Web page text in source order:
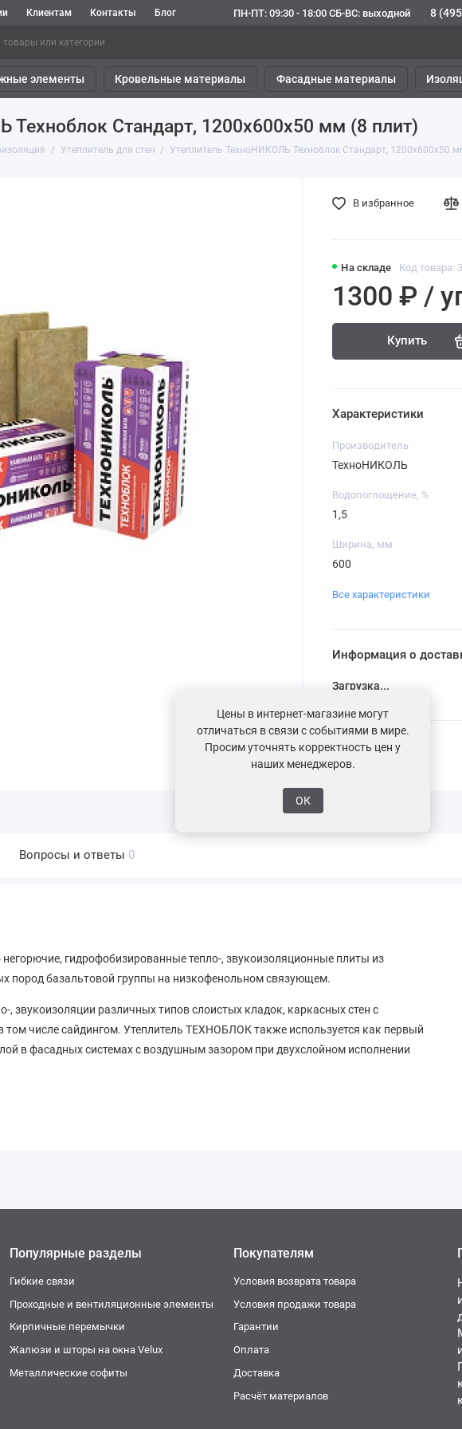
Клиентам Контакты Блог ПН-ПТ: 09:30 - 18:00 СБ-ВС: выходной 8
элементы Кровельные материалы Фасадные материалы
Техноблок Стандарт, 1200х600х50 мм (8 плит)
Утеплитель для стен Утеплитель ТехноНИКОЛЬ Техноблок Стандарт, 1200х600х50
На складе Код товара:
1300 ₽ /
Купить
В избранное
Характеристики
Производитель
ТехноНИКОЛЬ
Водопоглощение, %
1,5
Ширина, мм
600
Все характеристики
Информация о
Загрузка...
Поделиться
Вопросы и ответы 0
гидрофобизированные тепло-, звукоизоляционные плиты из
пород базальтовой группы на низкофенольном связующем.
, звукоизоляции различных типов слоистых кладок, каркасных стен с
числе сайдингом. Утеплитель ТЕХНОБЛОК также используется как первый
в фасадных системах с воздушным зазором при двухслойном исполнении
Популярные разделы
Гибкие связи
Проходные и вентиляционные элементы
Кирпичные перемычки
Жалюзи и шторы на окна Velux
Металлические софиты
Покупателям
Условия возврата товара
Условия продажи товара
Гарантии
Оплата
Доставка
Расчёт материалов
Цены в интернет-магазине могут
отличаться в связи с событиями в мире.
Просим уточнять корректность цен у
наших менеджеров.
ОК